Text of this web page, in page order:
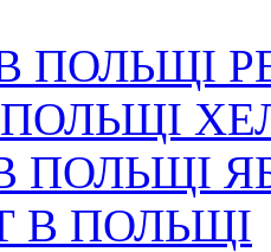
ПОЛЬЩІ
ПОЛЬЩІ
В ПОЛЬЩІ